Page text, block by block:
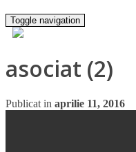
Toggle navigation
asociat (2)
Publicat in aprilie 11, 2016